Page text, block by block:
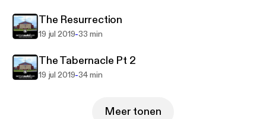
The Resurrection
19 jul 2019-33 min
The Tabernacle Pt 2
19 jul 2019-34 min
Meer tonen